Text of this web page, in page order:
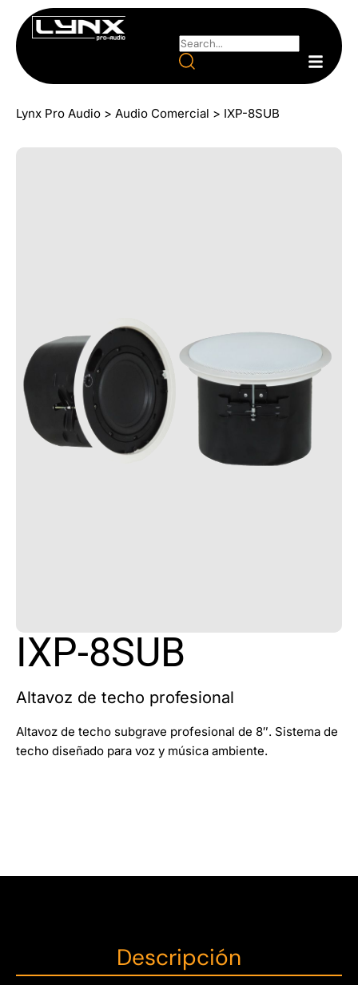
Lynx Pro Audio > Audio Comercial > IXP-8SUB
IXP-8SUB
Altavoz de techo profesional
Altavoz de techo subgrave profesional de 8″. Sistema de
techo diseñado para voz y música ambiente.
Descripción